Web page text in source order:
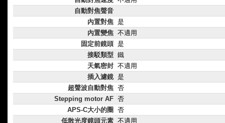
自動對焦聲音
內置對焦 是
內置變焦 不適用
固定前鏡頭 是
接駁類型 鐵
天氣密封 不適用
插入濾鏡 是
超聲波自動對焦 否
Stepping motor AF 否
APS-C大小的圈
否
低散光度鏡頭元素 不適用